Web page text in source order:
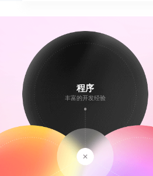
程序
丰富的开发经验